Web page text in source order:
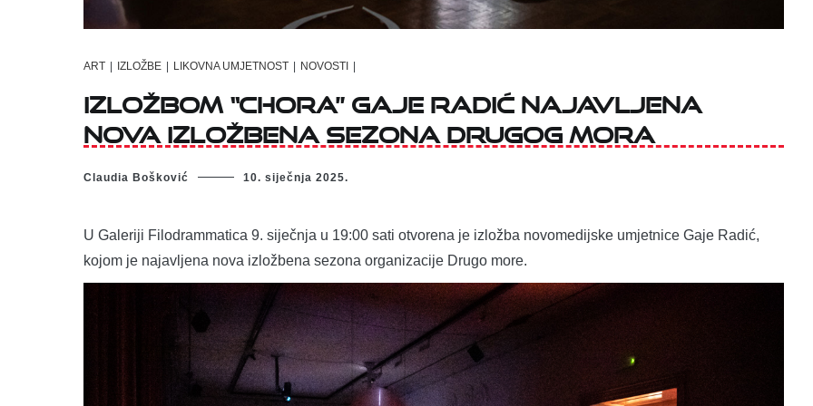
ART IZLOŽBE LIKOVNA UMJETNOST NOVOSTI
Izložbom “Chora” Gaje Radić najavljena
nova izložbena sezona Drugog mora
Claudia Bošković 10. siječnja 2025.
U Galeriji Filodrammatica 9. siječnja u 19:00 sati otvorena je izložba novomedijske umjetnice Gaje Radić,
kojom je najavljena nova izložbena sezona organizacije Drugo more.